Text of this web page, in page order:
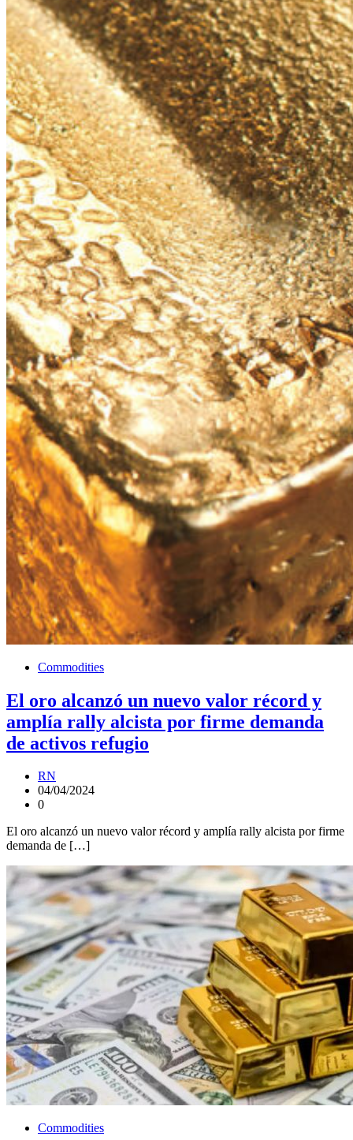
Commodities
El oro alcanzó un nuevo valor récord y
amplía rally alcista por firme demanda
de activos refugio
RN
04/04/2024
0
El oro alcanzó un nuevo valor récord y amplía rally alcista por firme
demanda de […]
Commodities